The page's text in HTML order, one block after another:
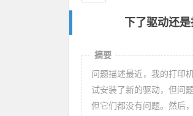
下了驱动还
摘要
问题描述最近，我的打印
试安装了新的驱动，但问
但它们都没有问题。然后